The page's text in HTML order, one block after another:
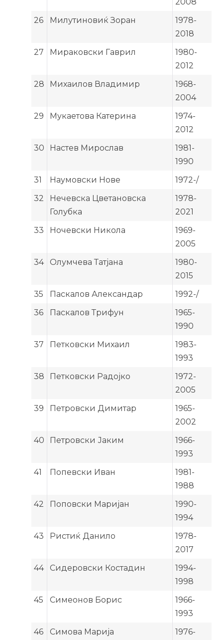
26
Милутиновиќ Зоран
1978-
2018
27
Мираковски Гаврил
1980-
2012
28
Михаилов Владимир
1968-
2004
29
Мукаетова Катерина
1974-
2012
30
Настев Мирослав
1981-
1990
31
Наумовски Нове
1972-/
32
Нечевска Цветановска
Голубка
1978-
2021
33
Ночевски Никола
1969-
2005
34
Олумчева Татјана
1980-
2015
35
Паскалов Александар
1992-/
36
Паскалов Трифун
1965-
1990
37
Петковски Михаил
1983-
1993
38
Петковски Радојко
1972-
2005
39
Петровски Димитар
1965-
2002
40
Петровски Јаким
1966-
1993
41
Попевски Иван
1981-
1988
42
Поповски Маријан
1990-
1994
43
Ристиќ Данило
1978-
2017
44
Сидеровски Костадин
1994-
1998
45
Симеонов Борис
1966-
1993
46
Симова Марија
1976-